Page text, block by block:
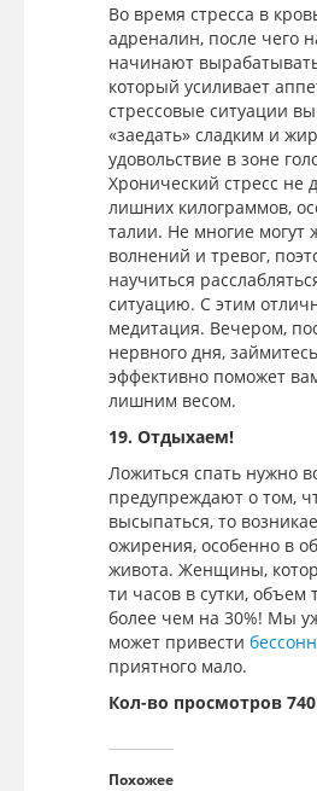
Во время стресса в
адреналин, после чего
начинают
который усиливает
стрессовые ситуации
«заедать» сладким и
удовольствие в зоне
Хронический стресс не
лишних килограммов,
талии. Не многие могут
волнений и тревог,
научиться
ситуацию. С этим
медитация. Вечером,
нервного дня,
эффективно поможет
лишним весом.
19. Отдыхаем!
Ложиться спать нужно
предупреждают о том,
высыпаться, то
ожирения, особенно в
живота. Женщины,
ти часов в сутки, объем
более чем на 30%! Мы
может привести
приятного мало.
Кол-во просмотров 740
Похожее